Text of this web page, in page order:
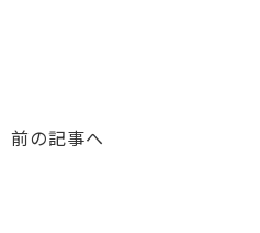
前の記事へ